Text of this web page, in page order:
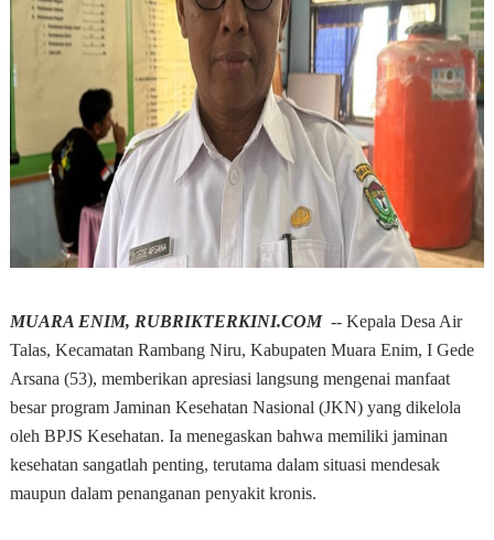
MUARA ENIM, RUBRIKTERKINI.COM -- Kepala Desa Air
Talas, Kecamatan Rambang Niru, Kabupaten Muara Enim, I Gede
Arsana (53), memberikan apresiasi langsung mengenai manfaat
besar program Jaminan Kesehatan Nasional (JKN) yang dikelola
oleh BPJS Kesehatan. Ia menegaskan bahwa memiliki jaminan
kesehatan sangatlah penting, terutama dalam situasi mendesak
maupun dalam penanganan penyakit kronis.